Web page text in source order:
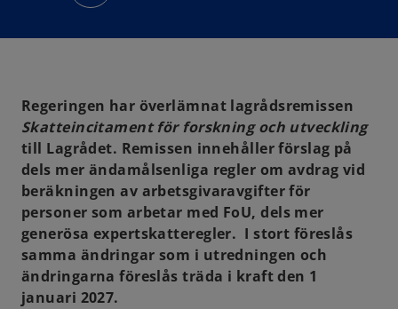
a
b
Regeringen har överlämnat lagrådsremissen
Skatteincitament för forskning och utveckling
till Lagrådet. Remissen innehåller förslag på
dels mer ändamålsenliga regler om avdrag vid
beräkningen av arbetsgivaravgifter för
personer som arbetar med FoU, dels mer
generösa expertskatteregler. I stort föreslås
samma ändringar som i utredningen och
ändringarna föreslås träda i kraft den 1
januari 2027.